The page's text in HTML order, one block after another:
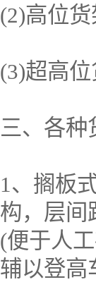
(2)高位货
(3)超高位
三、各种
1、搁板
构，层间
(便于人
辅以登高